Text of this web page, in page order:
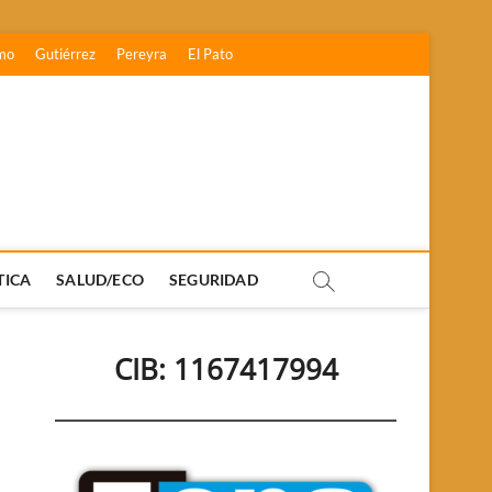
Gutiérrez Pereyra El Pato
SALUD/ECO SEGURIDAD
CIB: 1167417994